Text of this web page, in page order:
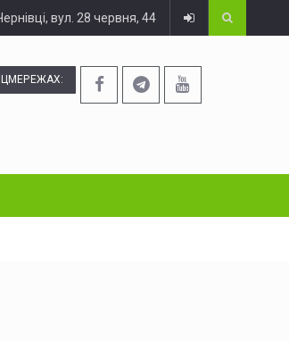
вул. 28 червня, 44